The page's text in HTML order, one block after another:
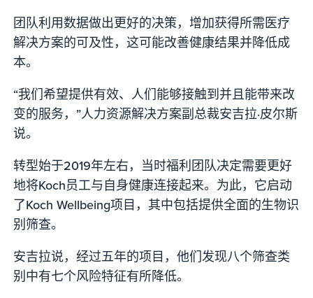
团队利用数据做出更好的决策，增加获得所需医疗
解决方案的可及性，这可能改善健康结果并降低成
本。
“我们希望提供有效、人们能够接触到并且能带来改
变的服务，”人力资源解决方案副总裁安吉拉·皮尔斯
说。
转型始于2019年左右，当时福利团队决定需要更好
地将Koch员工与自身健康连接起来。为此，它启动
了Koch Wellbeing项目，其中包括提供全面的生物识
别筛查。
安吉拉说，经过五年的项目，他们发现八个筛查类
别中有七个风险特征有所降低。